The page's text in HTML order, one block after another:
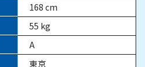
168 cm
55 kg
A
東京